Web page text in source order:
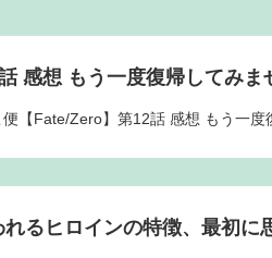
感想 もう一度復帰してみま
【Fate/Zero】第12話 感想 もう一度
れるヒロインの特徴、最初に